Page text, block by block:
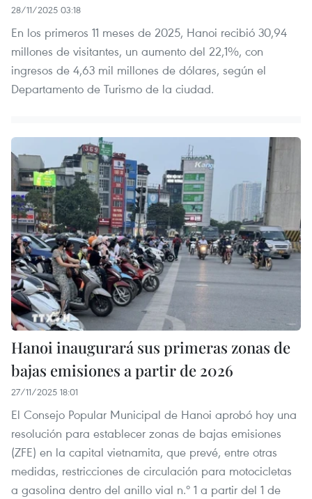
28/11/2025 03:18
En los primeros 11 meses de 2025, Hanoi recibió 30,94
millones de visitantes, un aumento del 22,1%, con
ingresos de 4,63 mil millones de dólares, según el
Departamento de Turismo de la ciudad.
Hanoi inaugurará sus primeras zonas de
bajas emisiones a partir de 2026
27/11/2025 18:01
El Consejo Popular Municipal de Hanoi aprobó hoy una
resolución para establecer zonas de bajas emisiones
(ZFE) en la capital vietnamita, que prevé, entre otras
medidas, restricciones de circulación para motocicletas
a gasolina dentro del anillo vial n.º 1 a partir del 1 de